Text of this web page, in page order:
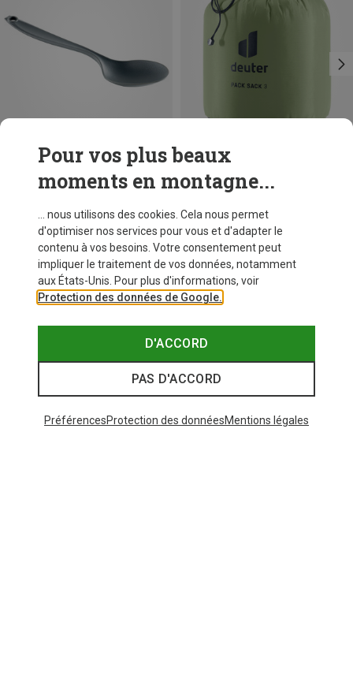
Vous économisez 15% Vous économisez 33%
Pour vos plus beaux
moments en montagne...
... nous utilisons des cookies. Cela nous permet
d'optimiser nos services pour vous et d'adapter le
contenu à vos besoins. Votre consentement peut
impliquer le traitement de vos données, notamment
aux États-Unis. Pour plus d'informations, voir
Protection des données de Google.
D'ACCORD
PAS D'ACCORD
PréférencesProtection des donnéesMentions légales